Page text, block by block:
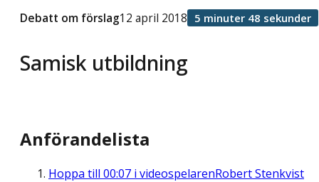
Samisk utbildning
Debatt om förslag12 april 2018 5 minuter 48 sekunder
Anförandelista
Hoppa till 00:07 i videospelarenRobert Stenkvist